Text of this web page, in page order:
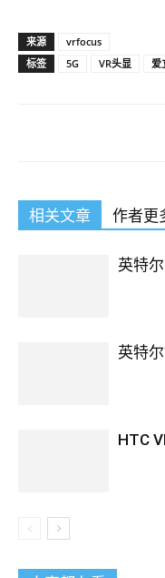
来源
vrfocus
标签
5G VR头显 爱
相关文章 作者更
英特
英特
HTC